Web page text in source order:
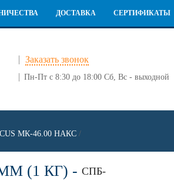
ДОСТАВКА СЕРТИФИКАТЫ
Заказать звонок
Пн-Пт с 8:30 до 18:00 Сб, Вс - выходной
МК-46.00 НАКС /
(1 КГ) - СПБ-